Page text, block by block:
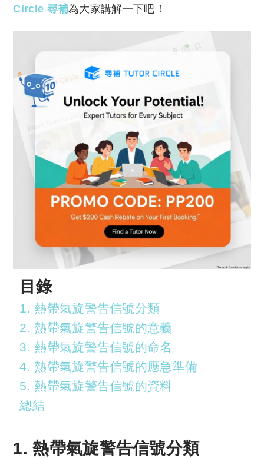
k
p
Circle 尋補為大家講解一下吧！
目錄
1. 熱帶氣旋警告信號分類
2. 熱帶氣旋警告信號的意義
3. 熱帶氣旋警告信號的命名
4. 熱帶氣旋警告信號的應急準備
5. 熱帶氣旋警告信號的資料
總結
1. 熱帶氣旋警告信號分類